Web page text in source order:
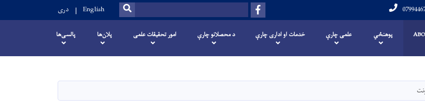
Facebook
SEARCH
English دری
پوهنځي علمی چارې خدمات او اداری چارې د محصلانو چارې امور تحقیقات علمی پلان‌ها پالسی‌ها